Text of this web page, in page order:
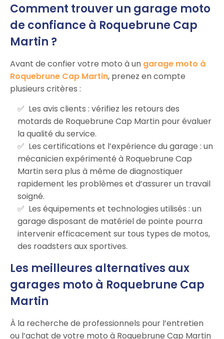
Comment trouver un garage moto
de confiance à Roquebrune Cap
Martin ?
Avant de confier votre moto à un garage moto à
Roquebrune Cap Martin, prenez en compte
plusieurs critères :
Les avis clients : vérifiez les retours des
motards de Roquebrune Cap Martin pour évaluer
la qualité du service.
Les certifications et l’expérience du garage : un
mécanicien expérimenté à Roquebrune Cap
Martin sera plus à même de diagnostiquer
rapidement les problèmes et d’assurer un travail
soigné.
Les équipements et technologies utilisés : un
garage disposant de matériel de pointe pourra
intervenir efficacement sur tous types de motos,
des roadsters aux sportives.
Les meilleures alternatives aux
garages moto à Roquebrune Cap
Martin
À la recherche de professionnels pour l’entretien
ou l’achat de votre moto à Roquebrune Cap Martin